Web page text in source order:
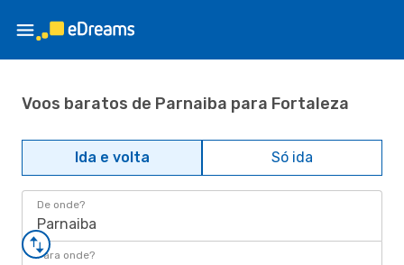
Voos baratos de Parnaiba para Fortaleza
Ida e volta Só ida
De onde?
Parnaiba
Para onde?